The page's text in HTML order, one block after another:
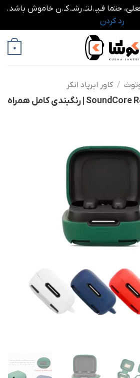
حتما فـیـ.لـتـ.رشـ.کـ.ن خاموش باشد.
رد کردن
0
/ کاور ایرپاد انکر
کاور ایرپاد انکر SoundCore R50i NC | رنگبندی کامل همراه